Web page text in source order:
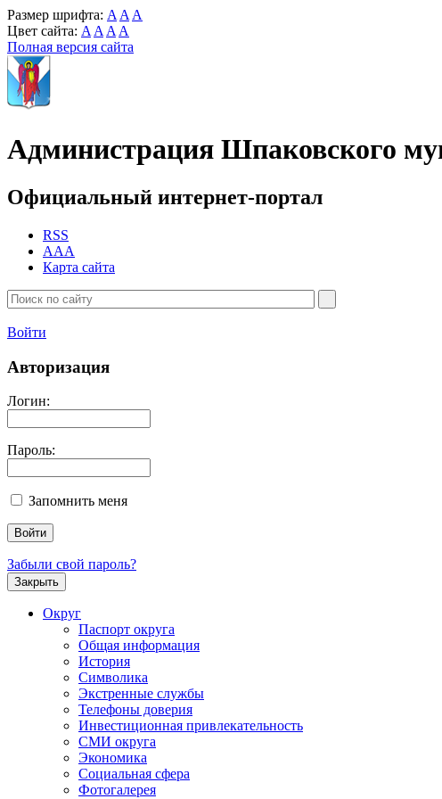
Размер шрифта: A A A
Цвет сайта: A A A A
Полная версия сайта
Администрация Шпаковского
Официальный интернет-портал
RSS
AAA
Карта сайта
Войти
Авторизация
Логин:
Пароль:
Запомнить меня
Забыли свой пароль?
Закрыть
Округ
Паспорт округа
Общая информация
История
Символика
Экстренные службы
Телефоны доверия
Инвестиционная привлекательность
СМИ округа
Экономика
Социальная сфера
Фотогалерея